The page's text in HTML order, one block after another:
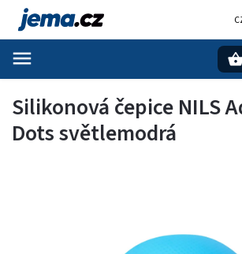
Silikonová čepice NILS
Dots světlemodrá